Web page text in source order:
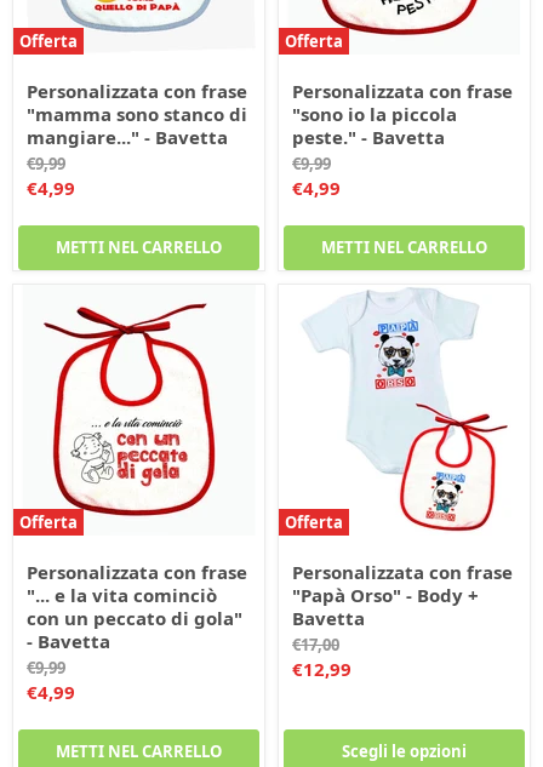
Offerta
Personalizzata con frase
"mamma sono stanco di
mangiare..." - Bavetta
Prezzo
originale
€9,99
Prezzo
€4,99
METTI NEL CARRELLO
Offerta
Personalizzata con frase
"sono io la piccola
peste." - Bavetta
Prezzo
originale
€9,99
Prezzo
€4,99
METTI NEL CARRELLO
Offerta
Personalizzata con frase
"... e la vita cominciò
con un peccato di gola"
- Bavetta
Prezzo
originale
€9,99
Prezzo
€4,99
METTI NEL CARRELLO
Offerta
Personalizzata con frase
"Papà Orso" - Body +
Bavetta
Prezzo
originale
€17,00
Prezzo
€12,99
Scegli le opzioni